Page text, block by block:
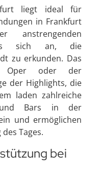
liegt ideal für
in Frankfurt
sich an, die
zu erkunden. Das
Oper oder der
der Highlights, die
laden zahlreiche
und Bars in der
und ermöglichen
Tages.
bei